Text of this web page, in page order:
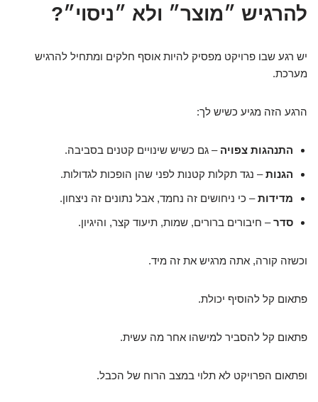
להרגיש ״מוצר״ ולא ״ניסוי״?
יש רגע שבו פרויקט מפסיק להיות אוסף חלקים ומתחיל להרגיש
מערכת.
הרגע הזה מגיע כשיש לך:
התנהגות צפויה – גם כשיש שינויים קטנים בסביבה.
הגנות– נגד תקלות קטנות לפני שהן הופכות לגדולות.
מדידות– כי ניחושים זה נחמד, אבל נתונים זה ניצחון.
סדר– חיבורים ברורים, שמות, תיעוד קצר, והיגיון.
וכשזה קורה, אתה מרגיש את זה מיד.
פתאום קל להוסיף יכולת.
פתאום קל להסביר למישהו אחר מה עשית.
ופתאום הפרויקט לא תלוי במצב הרוח של הכבל.